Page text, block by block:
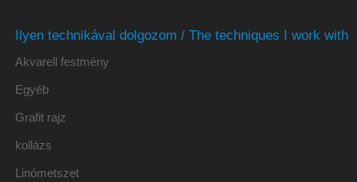
Ilyen technikával dolgozom / The techniques I work with
Akvarell festmény
Egyéb
Grafit rajz
kollázs
Linómetszet